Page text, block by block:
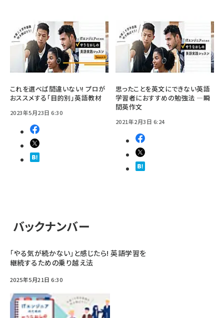
これを選べば間違いない! プロが
おススメする「目的別」英語教材
2023年5月23日 6:30
思ったことを英文にできない英語
学習者におすすめの勉強法 ―瞬
間英作文
2021年2月3日 6:24
バックナンバー
「やる気が続かない」と感じたら! 英語学習を
継続するための乗り越え法
2025年5月21日 6:30